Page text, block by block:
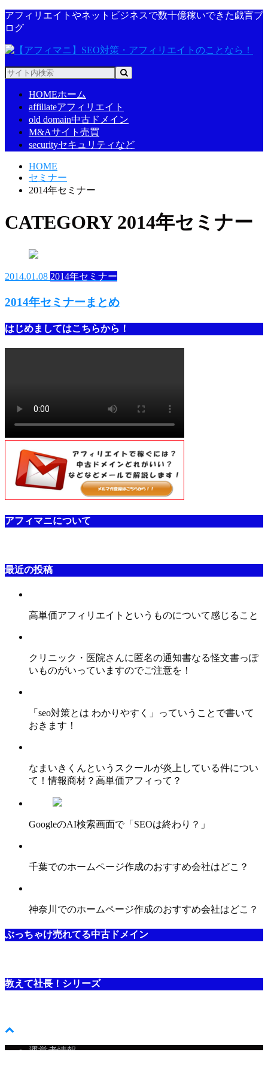
アフィリエイトやネットビジネスで数十億稼いできた戯言ブ
ログ
HOMEホーム
affiliateアフィリエイト
old domain中古ドメイン
M&Aサイト売買
securityセキュリティなど
HOME
セミナー
2014年セミナー
CATEGORY2014年セミナー
2014.01.08 2014年セミナー
2014年セミナーまとめ
はじめましてはこちらから！
アフィマニについて
最近の投稿
高単価アフィリエイトというものについて感じること
クリニック・医院さんに匿名の通知書なる怪文書っぽ
いものがいっていますのでご注意を！
「seo対策とは わかりやすく」っていうことで書いて
おきます！
なまいきくんというスクールが炎上している件につい
て！情報商材？高単価アフィって？
GoogleのAI検索画面で「SEOは終わり？」
千葉でのホームページ作成のおすすめ会社はどこ？
神奈川でのホームページ作成のおすすめ会社はどこ？
ぶっちゃけ売れてる中古ドメイン
教えて社長！シリーズ
運営者情報